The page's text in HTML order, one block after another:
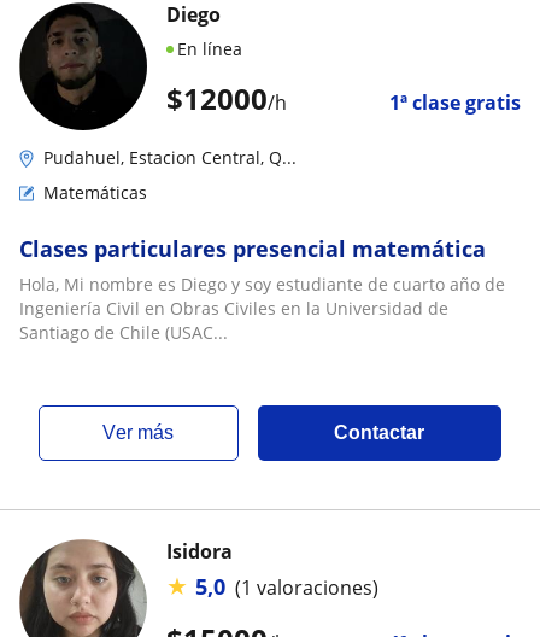
$12000/h 1ª clase gratis
Diego
En línea
Pudahuel, Estacion Central, Q...
Matemáticas
Clases particulares presencial matemática
Hola, Mi nombre es Diego y soy estudiante de cuarto año de
Ingeniería Civil en Obras Civiles en la Universidad de
Santiago de Chile (USAC...
ver más Contactar
Isidora
★ 5,0 (1 valoraciones)